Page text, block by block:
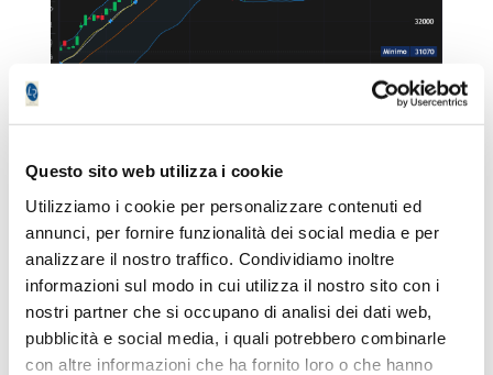
Questo sito web utilizza i cookie
Utilizziamo i cookie per personalizzare contenuti ed
annunci, per fornire funzionalità dei social media e per
analizzare il nostro traffico. Condividiamo inoltre
informazioni sul modo in cui utilizza il nostro sito con i
nostri partner che si occupano di analisi dei dati web,
pubblicità e social media, i quali potrebbero combinarle
con altre informazioni che ha fornito loro o che hanno
dinamichepump and dumpnegli Stati Uniti,
dinamiche che come abbiamo visto la scorsa
settimana, possono essere affrontate con
l'ausilio delle Bande di Bollinger ma in
maniera rapida e quindi da scalper puro,
mentre in Italia rimangono ancora in vigore i
suggerimenti per Fidia e per Seri Industrial.